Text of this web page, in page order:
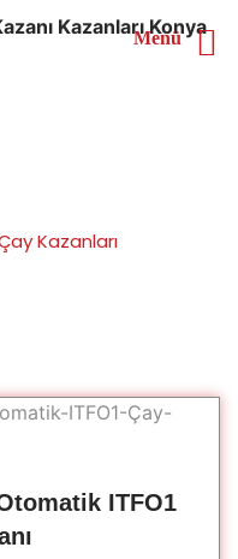
Kazanları
ITFO1
Menü